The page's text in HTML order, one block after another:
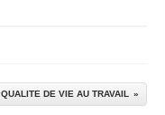
QUALITE DE VIE AU TRAVAIL